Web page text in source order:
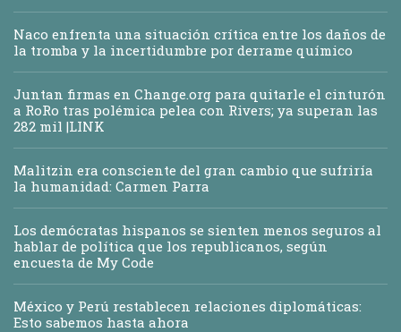
Naco enfrenta una situación crítica entre los daños de
la tromba y la incertidumbre por derrame químico
Juntan firmas en Change.org para quitarle el cinturón
a RoRo tras polémica pelea con Rivers; ya superan las
282 mil |LINK
Malitzin era consciente del gran cambio que sufriría
la humanidad: Carmen Parra
Los demócratas hispanos se sienten menos seguros al
hablar de política que los republicanos, según
encuesta de My Code
México y Perú restablecen relaciones diplomáticas:
Esto sabemos hasta ahora